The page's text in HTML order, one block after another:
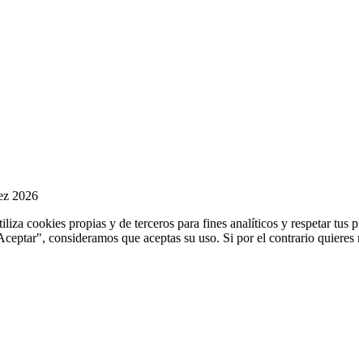
2026
cookies propias y de terceros para fines analíticos y respetar tus
consideramos que aceptas su uso. Si por el contrario